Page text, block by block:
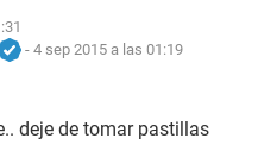
- 4 sep 2015 a las 01:19
deje de tomar pastillas